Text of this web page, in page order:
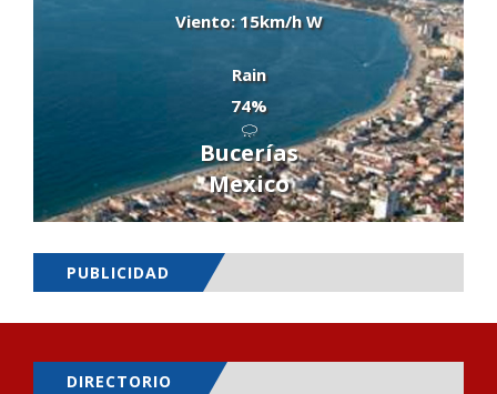
Viento: 15km/h W
Rain
74%
Bucerías
Mexico
PUBLICIDAD
DIRECTORIO